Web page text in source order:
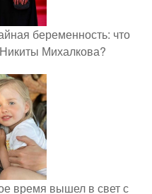
беременность: что
Михалкова?
время вышел в свет с